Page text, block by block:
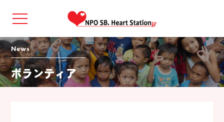
news
ボランティア